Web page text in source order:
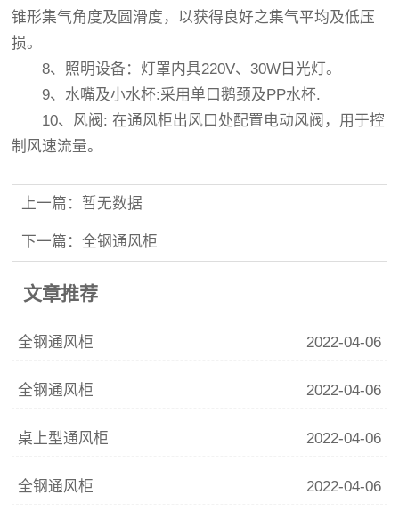
锥形集气角度及圆滑度，以获得良好之集气平均及低压
损。
8、照明设备：灯罩内具220V、30W日光灯。
9、水嘴及小水杯:采用单口鹅颈及PP水杯.
10、风阀: 在通风柜出风口处配置电动风阀，用于控
制风速流量。
上一篇：暂无数据
下一篇：全钢通风柜
文章推荐
全钢通风柜 2022-04-06
全钢通风柜 2022-04-06
桌上型通风柜 2022-04-06
全钢通风柜 2022-04-06